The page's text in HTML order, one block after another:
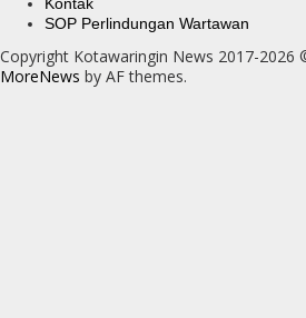
Kontak
SOP Perlindungan Wartawan
Copyright Kotawaringin News 2017-2026
MoreNews by AF themes.